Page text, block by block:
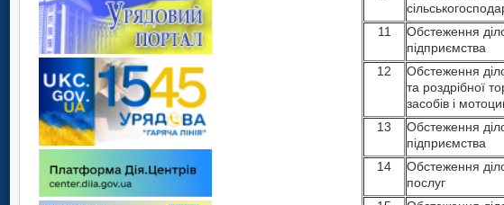
11
Обстеження
підприємства
12
Обстеження
та роздрібної
засобів і
13
Обстеження
підприємства
14
Обстеження
послуг